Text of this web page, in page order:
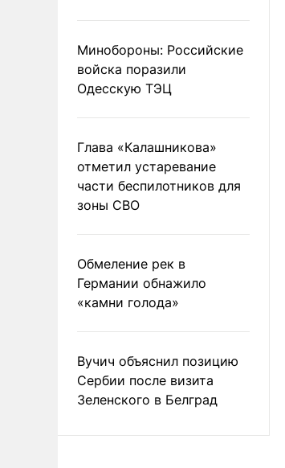
Минобороны: Российские
войска поразили
Одесскую ТЭЦ
Глава «Калашникова»
отметил устаревание
части беспилотников для
зоны СВО
Обмеление рек в
Германии обнажило
«камни голода»
Вучич объяснил позицию
Сербии после визита
Зеленского в Белград